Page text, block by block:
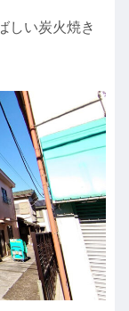
しい炭火焼き